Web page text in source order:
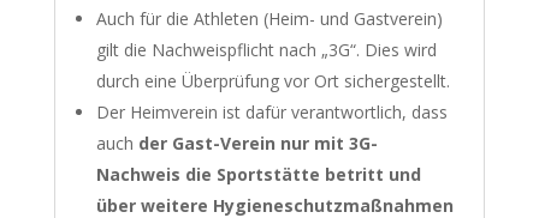
Auch für die Athleten (Heim- und Gastverein)
gilt die Nachweispflicht nach „3G“. Dies wird
durch eine Überprüfung vor Ort sichergestellt.
Der Heimverein ist dafür verantwortlich, dass
auch der Gast-Verein nur mit 3G-
Nachweis die Sportstätte betritt und
über weitere Hygieneschutzmaßnahmen